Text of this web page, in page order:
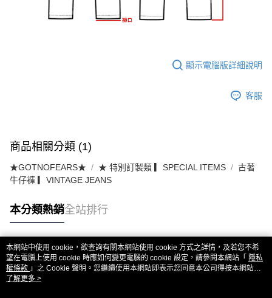
顯示電腦版詳細說明
客服
商品相關分類 (1)
★GOTNOFEARS★ ★ 特別訂製類 ▎SPECIAL ITEMS
古著
牛仔褲 ▎VINTAGE JEANS
本分類熱銷全站排行
熱門標籤
本網站中使用 cookie，欲查詢有關本網站使用 cookie 方式之詳情，及若您不希
望在電腦上使用 cookie 時應如何變更電腦的 cookie 設定，請參閱本網站「 隱私
權條款 」之 Cookie 聲明。您繼續使用本網站即表示您同意本公司得按本網站使
用條款之 Cookie 聲明使用 cookie。
了解更多 >